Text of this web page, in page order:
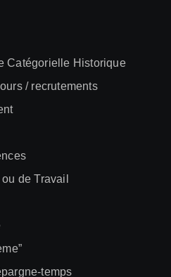
Catégorielle Historique
/ recrutements
de Travail
temps